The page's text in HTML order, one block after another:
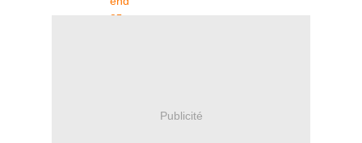
Publicité